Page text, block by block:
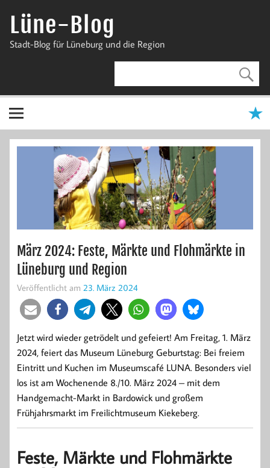
InhaltLüne-Blog
Stadt-Blog für Lüneburg und die Region
März 2024: Feste, Märkte und Flohmärkte in
Lüneburg und Region
Veröffentlicht am 23. März 2024
Jetzt wird wieder getrödelt und gefeiert! Am Freitag, 1. März
2024, feiert das Museum Lüneburg Geburtstag: Bei freiem
Eintritt und Kuchen im Museumscafé LUNA. Besonders viel
los ist am Wochenende 8./10. März 2024 – mit dem
Handgemacht-Markt in Bardowick und großem
Frühjahrsmarkt im Freilichtmuseum Kiekeberg.
Feste, Märkte und Flohmärkte